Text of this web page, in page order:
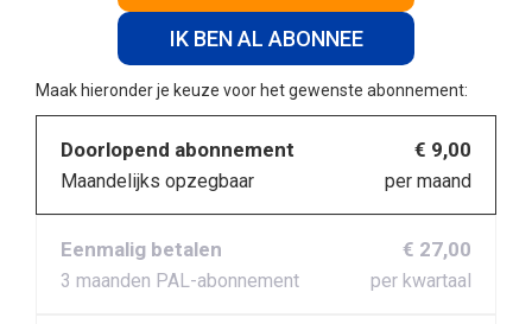
IK BEN AL ABONNEE
Maak hieronder je keuze voor het gewenste abonnement:
Doorlopend abonnement
Maandelijks opzegbaar
€ 9,00
per maand
Eenmalig betalen
3 maanden PAL-abonnement
€ 27,00
per kwartaal